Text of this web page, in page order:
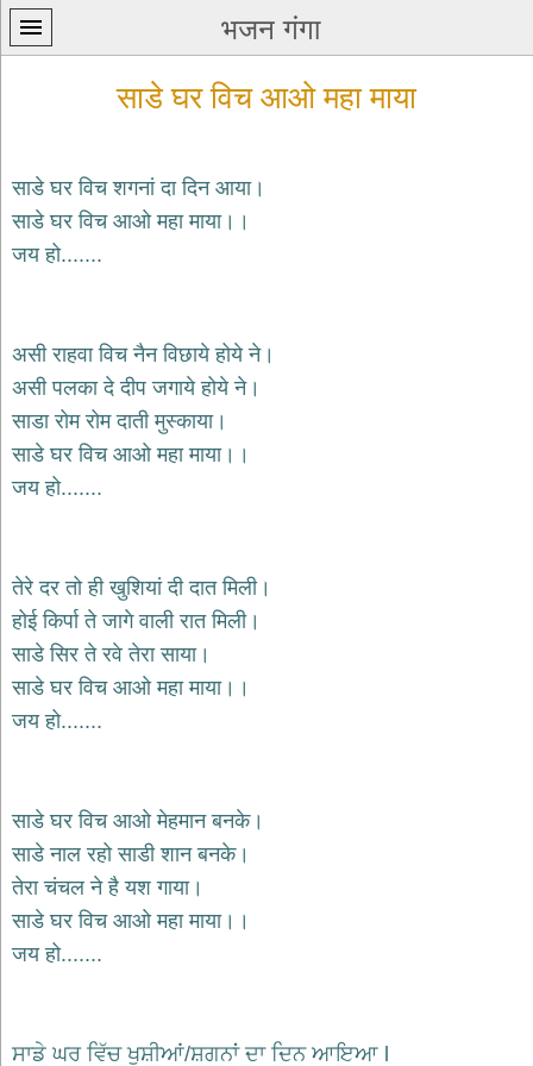
भजन गंगा
प्रथम
पन्ना
भजन
krishna
bhajans
शिव
भजन
bhajans
hanuman
bhajans
साईं
भजन
sai
bhajans
जैन
दुर्गा
भजन
durga
bhajans
गणेश
भजन
राम
साडे घर विच आओ महा माया
साडे घर विच शगनां दा दिन आया।
साडे घर विच आओ महा माया।।
जय हो.......
असी राहवा विच नैन विछाये होये ने।
असी पलका दे दीप जगाये होये ने।
साडा रोम रोम दाती मुस्काया।
साडे घर विच आओ महा माया।।
जय हो.......
तेरे दर तो ही खुशियां दी दात मिली।
होई किर्पा ते जागे वाली रात मिली।
साडे सिर ते रवे तेरा साया।
साडे घर विच आओ महा माया।।
जय हो.......
साडे घर विच आओ मेहमान बनके।
साडे नाल रहो साडी शान बनके।
तेरा चंचल ने है यश गाया।
साडे घर विच आओ महा माया।।
जय हो.......
ਸਾਡੇ ਘਰ ਵਿੱਚ ਖੁਸ਼ੀਆਂ/ਸ਼ਗਨਾਂ ਦਾ ਦਿਨ ਆਇਆ l